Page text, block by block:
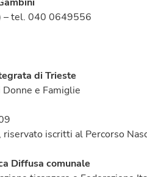
– tel. 040 0649556
di Trieste
e Famiglie
iscritti al Percorso
Diffusa comunale